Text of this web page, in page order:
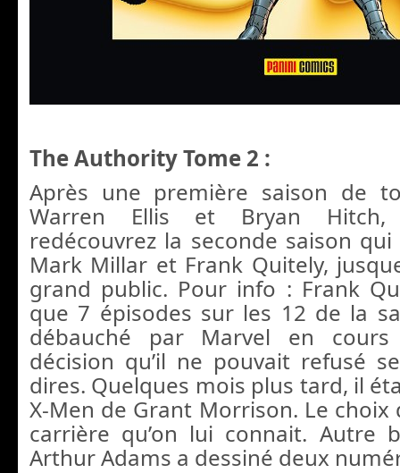
The Authority Tome 2 :
Après une première saison de
Warren Ellis et Bryan Hitch,
redécouvrez la seconde saison
Mark Millar et Frank Quitely,
grand public. Pour info : Frank
que 7 épisodes sur les 12 de la
débauché par Marvel en
décision qu’il ne pouvait refusé
dires. Quelques mois plus tard, il
X-Men de Grant Morrison. Le choix
carrière qu’on lui connait. Autre
Arthur Adams a dessiné deux